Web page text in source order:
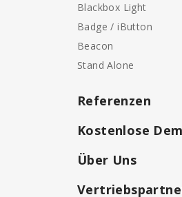
Blackbox Light
Badge / iButton
Beacon
Stand Alone
Referenzen
Kostenlose
Über Uns